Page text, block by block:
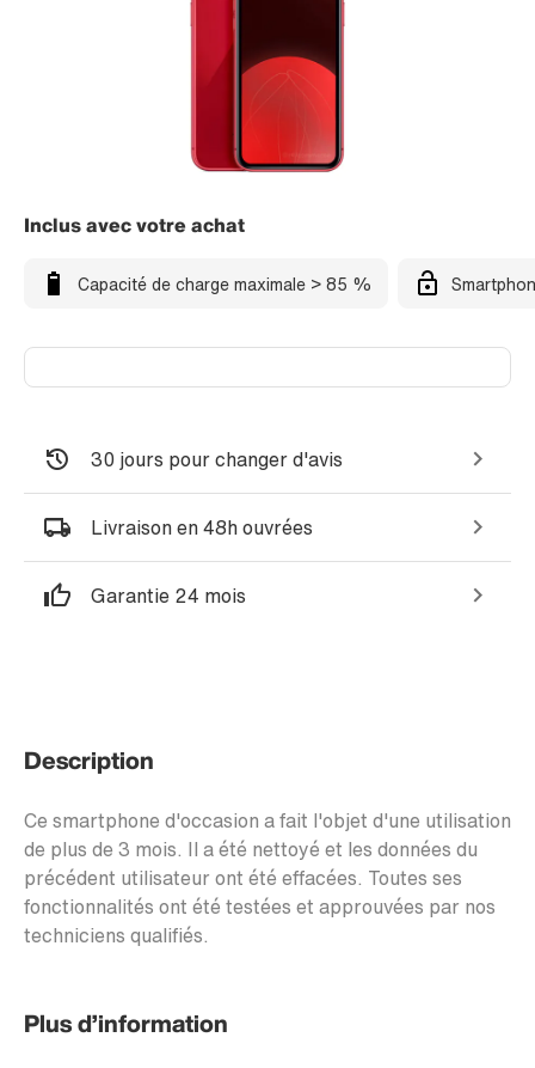
Inclus avec votre achat
Capacité de charge maximale > 85 %
30 jours pour changer d'avis
Livraison en 48h ouvrées
Garantie 24 mois
Description
Ce smartphone d'occasion a fait l'objet d'une utilisation
de plus de 3 mois. Il a été nettoyé et les données du
précédent utilisateur ont été effacées. Toutes ses
fonctionnalités ont été testées et approuvées par nos
techniciens qualifiés.
Plus d’information